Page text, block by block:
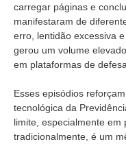
carregar páginas e
manifestaram de
erro, lentidão excessiva
gerou um volume
em plataformas de
Esses episódios
tecnológica da
limite, especialmente em
tradicionalmente, é um